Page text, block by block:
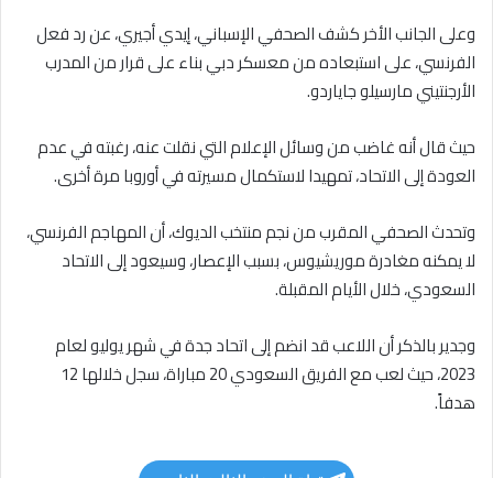
وعلى الجانب الأخر كشف الصحفي الإسباني، إيدي أجيري، عن رد فعل
الفرنسي، على استبعاده من معسكر دبي بناء على قرار من المدرب
الأرجنتيني مارسيلو جاياردو.
حيث قال أنه غاضب من وسائل الإعلام التي نقلت عنه، رغبته في عدم
العودة إلى الاتحاد، تمهيدا لاستكمال مسيرته في أوروبا مرة أخرى.
وتحدث الصحفي المقرب من نجم منتخب الديوك، أن المهاجم الفرنسي،
لا يمكنه مغادرة موريشيوس، بسبب الإعصار، وسيعود إلى الاتحاد
السعودي، خلال الأيام المقبلة.
وجدير بالذكر أن اللاعب قد انضم إلى اتحاد جدة في شهر يوليو لعام
2023، حيث لعب مع الفريق السعودي 20 مباراة، سجل خلالها 12
هدفاً.